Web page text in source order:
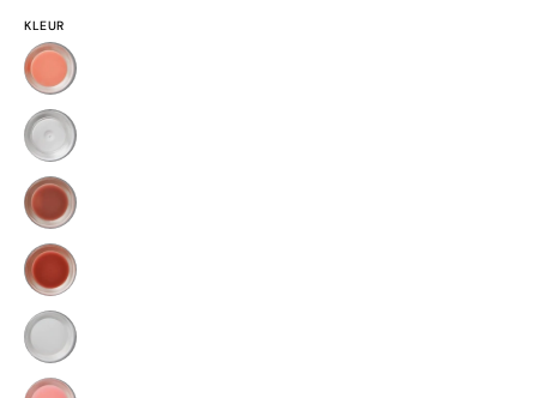
KLEUR
Cashmere
Cream
-
Tpo/hema
free
Clear
Meet
Me
In
Bali
Mochaccino
Oatly
-
Tpo/hema
Peaches